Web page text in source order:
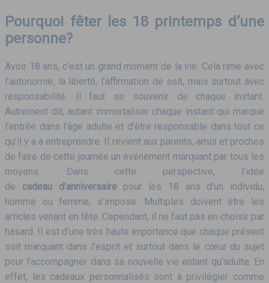
Pourquoi fêter les 18 printemps d’une
personne?
Avoir 18 ans, c’est un grand moment de la vie. Cela rime avec
l’autonomie, la liberté, l’affirmation de soit, mais surtout avec
responsabilité. Il faut se souvenir de chaque instant.
Autrement dit, autant immortaliser chaque instant qui marque
l’entrée dans l’âge adulte et d’être responsable dans tout ce
qu’il y a à entreprendre. Il revient aux parents, amis et proches
de faire de cette journée un événement marquant par tous les
moyens. Dans cette perspective, l’idée
de cadeau d’anniversaire pour les 18 ans d’un individu,
homme ou femme, s’impose. Multiples doivent être les
articles venant en tête. Cependant, il ne faut pas en choisir par
hasard. Il est d’une très haute importance que chaque présent
soit marquant dans l’esprit et surtout dans le cœur du sujet
pour l’accompagner dans sa nouvelle vie entant qu’adulte. En
effet, les cadeaux personnalisés sont à privilégier comme